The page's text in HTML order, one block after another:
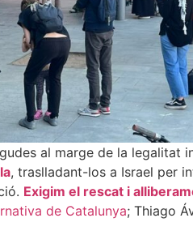
al marge de la legalitat
, traslladant-los a Israel per
Exigim el rescat i
de Catalunya; Thiago